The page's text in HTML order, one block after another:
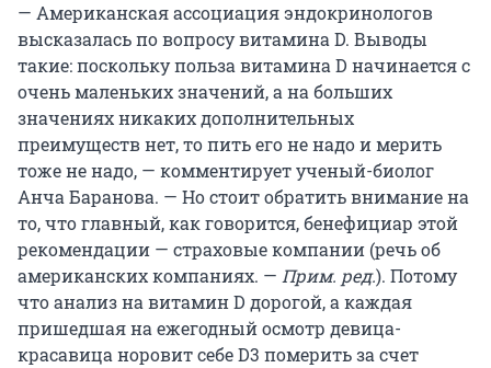
— Американская ассоциация эндокринологов
высказалась по вопросу витамина D. Выводы
такие: поскольку польза витамина D начинается с
очень маленьких значений, а на больших
значениях никаких дополнительных
преимуществ нет, то пить его не надо и мерить
тоже не надо, — комментирует ученый-биолог
Анча Баранова. — Но стоит обратить внимание на
то, что главный, как говорится, бенефициар этой
рекомендации — страховые компании (речь об
американских компаниях. — Прим. ред.). Потому
что анализ на витамин D дорогой, а каждая
пришедшая на ежегодный осмотр девица-
красавица норовит себе D3 померить за счет